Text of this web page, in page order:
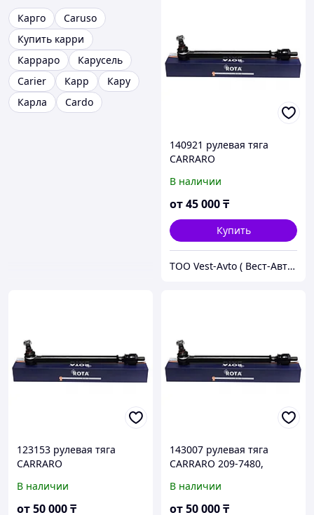
Карго
Caruso
Купить карри
Карраро
Карусель
Carier
Карр
Кару
Карла
Cardo
140921 рулевая тяга
CARRARO
В наличии
от45 000₸
Купить
ТОО Vest-Avto ( Вест-Авто )
123153 рулевая тяга
CARRARO
В наличии
от50 000₸
143007 рулевая тяга
CARRARO 209-7480,
В наличии
от50 000₸